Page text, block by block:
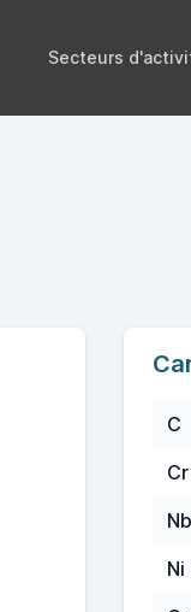
Secteurs
C
Cr
Nb
Ni